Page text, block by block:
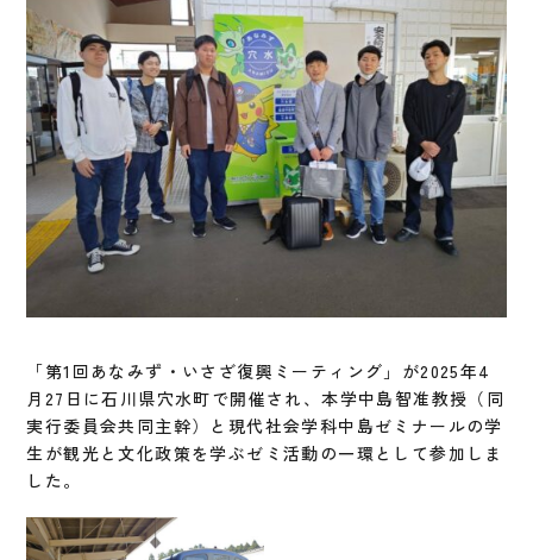
「第1回あなみず・いさざ復興ミーティング」が2025年4
月27日に石川県穴水町で開催され、本学中島智准教授（同
実行委員会共同主幹）と現代社会学科中島ゼミナールの学
生が観光と文化政策を学ぶゼミ活動の一環として参加しま
した。